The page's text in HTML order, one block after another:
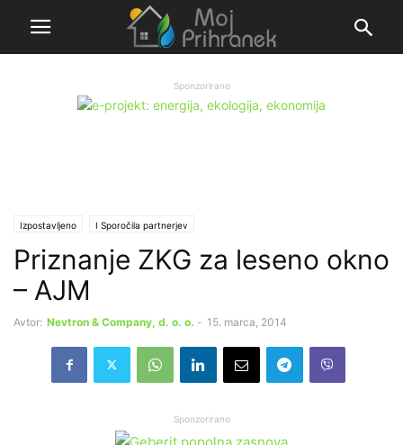
Sponzorirano
Izpostavljeno Ι Sporočila partnerjev
Priznanje ZKG za leseno okno
– AJM
Avtor: Nevtron & Company, d. o. o. - 15. marca, 2014
Sponzorirano